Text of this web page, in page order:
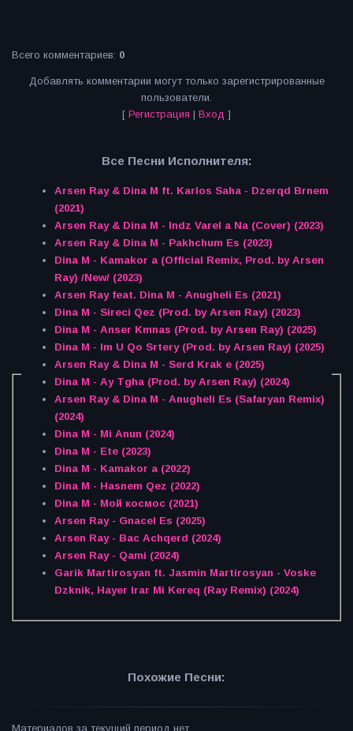
Всего комментариев: 0
Добавлять комментарии могут только зарегистрированные
пользователи.
[ Регистрация | Вход ]
Все Песни Исполнителя:
Arsen Ray & Dina M ft. Karlos Saha - Dzerqd Brnem
(2021)
Arsen Ray & Dina M - Indz Varel a Na (Cover) (2023)
Arsen Ray & Dina M - Pakhchum Es (2023)
Dina M - Kamakor a (Official Remix, Prod. by Arsen
Ray) /New/ (2023)
Arsen Ray feat. Dina M - Anugheli Es (2021)
Dina M - Sireci Qez (Prod. by Arsen Ray) (2023)
Dina M - Anser Kmnas (Prod. by Arsen Ray) (2025)
Dina M - Im U Qo Srtery (Prod. by Arsen Ray) (2025)
Arsen Ray & Dina M - Serd Krak e (2025)
Dina M - Ay Tgha (Prod. by Arsen Ray) (2024)
Arsen Ray & Dina M - Anugheli Es (Safaryan Remix)
(2024)
Dina M - Mi Anun (2024)
Dina M - Ete (2023)
Dina M - Kamakor a (2022)
Dina M - Hasnem Qez (2022)
Dina M - Мой космос (2021)
Arsen Ray - Gnacel Es (2025)
Arsen Ray - Bac Achqerd (2024)
Arsen Ray - Qami (2024)
Garik Martirosyan ft. Jasmin Martirosyan - Voske
Dzknik, Hayer Irar Mi Kereq (Ray Remix) (2024)
Похожие Песни:
Материалов за текущий период нет.